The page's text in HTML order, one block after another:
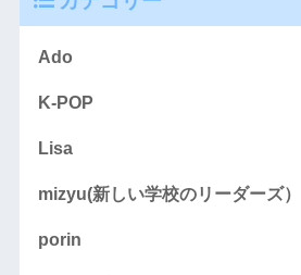
Ado
K-POP
Lisa
mizyu(新しい学校のリーダーズ）
porin